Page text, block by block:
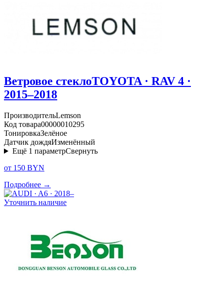
Ветровое стеклоTOYOTA · RAV 4 ·
2015–2018
ПроизводительLemson
Код товара00000010295
ТонировкаЗелёное
Датчик дождяИзменённый
Ещё 1 параметрСвернуть
от 150 BYN
Подробнее →
Уточнить наличие